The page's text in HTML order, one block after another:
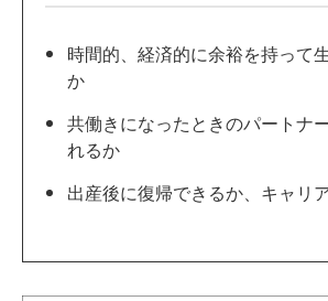
時間的、経済的に余裕を持って
か
共働きになったときのパートナ
れるか
出産後に復帰できるか、キャリ